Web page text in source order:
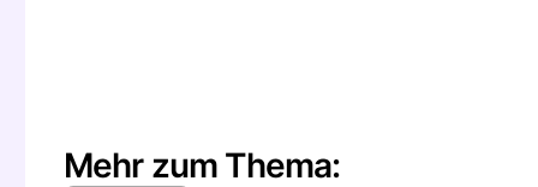
Mehr zum Thema: